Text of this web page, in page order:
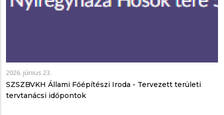
2026. június 23.
SZSZBVKH Állami Főépítészi Iroda - Tervezett területi
tervtanácsi időpontok